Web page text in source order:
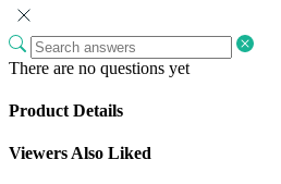
There are no questions yet
Product Details
Viewers Also Liked